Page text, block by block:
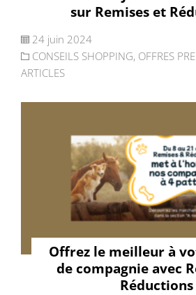
sur Remises et
24 juin 2024
CONSEILS SHOPPING, OFFRES
ARTICLES
Offrez le meilleur à
de compagnie avec
Réductions